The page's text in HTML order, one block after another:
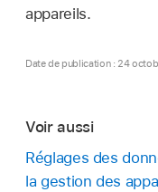
appareils.
Date de publication : 24
Voir aussi
Réglages des
la gestion des